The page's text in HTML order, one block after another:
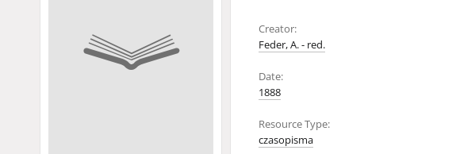
Creator:
Feder, A. - red.
Date:
1888
Resource Type:
czasopisma